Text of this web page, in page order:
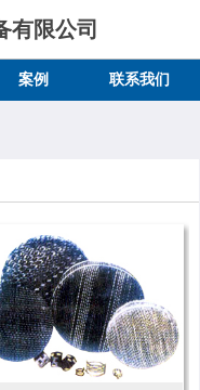
有限公司
案例 联系我们